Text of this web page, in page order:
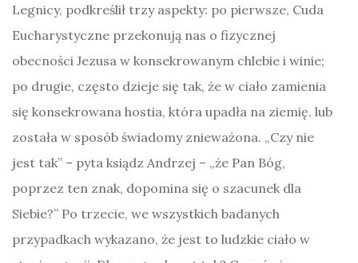
Legnicy, podkreślił trzy aspekty: po pierwsze, Cuda
Eucharystyczne przekonują nas o fizycznej
obecności Jezusa w konsekrowanym chlebie i winie;
po drugie, często dzieje się tak, że w ciało zamienia
się konsekrowana hostia, która upadła na ziemię, lub
została w sposób świadomy znieważona. „Czy nie
jest tak” – pyta ksiądz Andrzej – „że Pan Bóg,
poprzez ten znak, dopomina się o szacunek dla
Siebie?” Po trzecie, we wszystkich badanych
przypadkach wykazano, że jest to ludzkie ciało w